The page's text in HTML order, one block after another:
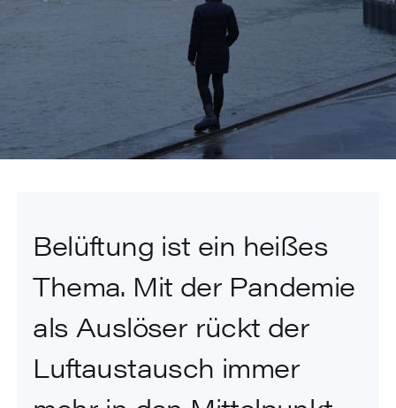
Belüftung ist ein heißes
Thema. Mit der Pandemie
als Auslöser rückt der
Luftaustausch immer